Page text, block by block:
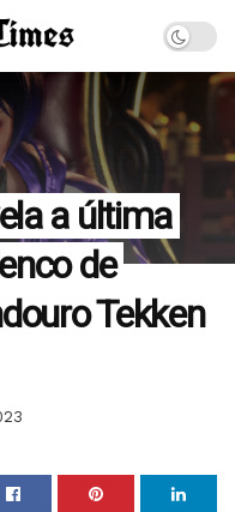
a última
de
Tekken